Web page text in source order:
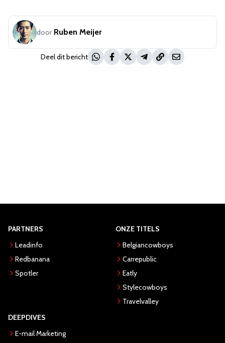
door Ruben Meijer
Deel dit bericht
PARTNERS
Leadinfo
Redbanana
Spotler
ONZE TITELS
Belgiancowboys
Carrepublic
Eatly
Stylecowboys
Travelvalley
DEEPDIVES
E-mail Marketing